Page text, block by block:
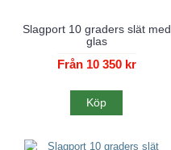
Slagport 10 graders slät med
glas
Från 10 350 kr
Köp